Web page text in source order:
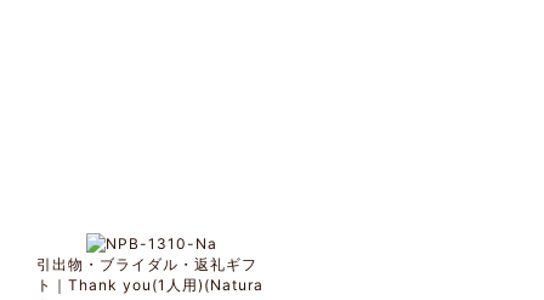
引出物・ブライダル・返礼ギフ
ト｜Thank you(1人用)(Natura